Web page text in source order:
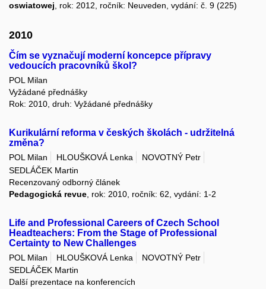
oswiatowej, rok: 2012, ročník: Neuveden, vydání: č. 9 (225)
2010
Čím se vyznačují moderní koncepce přípravy
vedoucích pracovníků škol?
POL Milan
Vyžádané přednášky
Rok: 2010, druh: Vyžádané přednášky
Kurikulární reforma v českých školách - udržitelná
změna?
POL Milan HLOUŠKOVÁ Lenka
NOVOTNÝ Petr
SEDLÁČEK Martin
Recenzovaný odborný článek
Pedagogická revue , rok: 2010, ročník: 62, vydání: 1-2
Life and Professional Careers of Czech School
Headteachers: From the Stage of Professional
Certainty to New Challenges
POL Milan HLOUŠKOVÁ Lenka
NOVOTNÝ Petr
SEDLÁČEK Martin
Další prezentace na konferencích